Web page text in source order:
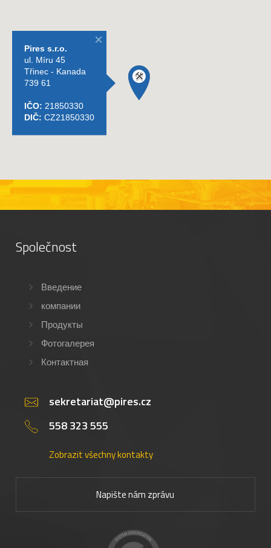
Společnost
Введение
компании
Продукты
Фотогалерея
Контактная
sekretariat@pires.cz
558 323 555
Zobrazit všechny kontakty
Napište nám zprávu